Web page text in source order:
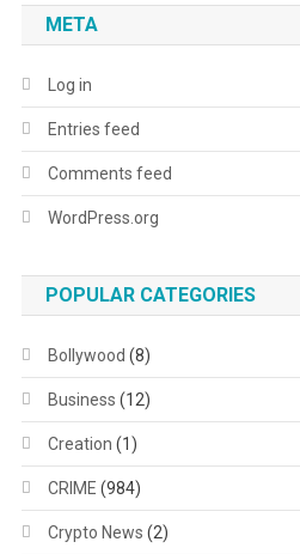
META
Log in
Entries feed
Comments feed
WordPress.org
POPULAR CATEGORIES
Bollywood (8)
Business (12)
Creation (1)
CRIME (984)
Crypto News (2)